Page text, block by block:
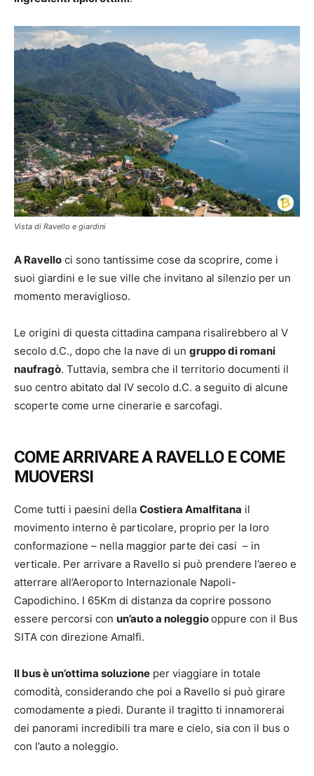
Vista di Ravello e giardini
A Ravello ci sono tantissime cose da scoprire, come i
suoi giardini e le sue ville che invitano al silenzio per un
momento meraviglioso.
Le origini di questa cittadina campana risalirebbero al V
secolo d.C., dopo che la nave di un gruppo di romani
naufragò. Tuttavia, sembra che il territorio documenti il
suo centro abitato dal IV secolo d.C. a seguito di alcune
scoperte come urne cinerarie e sarcofagi.
COME ARRIVARE A RAVELLO E COME
MUOVERSI
Come tutti i paesini della Costiera Amalfitana il
movimento interno è particolare, proprio per la loro
conformazione – nella maggior parte dei casi – in
verticale. Per arrivare a Ravello si può prendere l’aereo e
atterrare all’Aeroporto Internazionale Napoli-
Capodichino. I 65Km di distanza da coprire possono
essere percorsi con un’auto a noleggiooppure con il Bus
SITA con direzione Amalfi.
Il bus è un’ottima soluzione per viaggiare in totale
comodità, considerando che poi a Ravello si può girare
comodamente a piedi. Durante il tragitto ti innamorerai
dei panorami incredibili tra mare e cielo, sia con il bus o
con l’auto a noleggio.